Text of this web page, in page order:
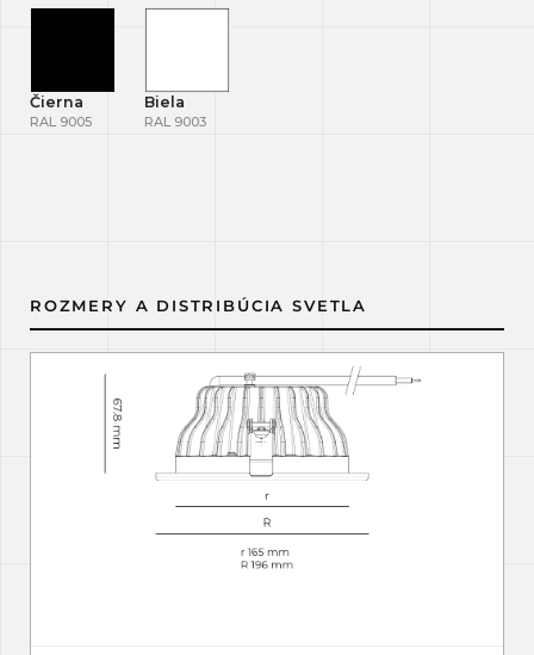
Čierna
RAL 9005
Biela
RAL 9003
ROZMERY A DISTRIBÚCIA SVETLA